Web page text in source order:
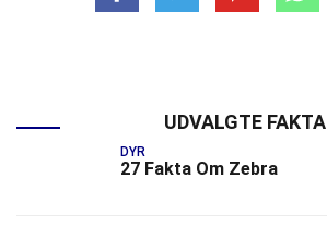
UDVALGTE FAKTA
DYR
27 Fakta Om Zebra